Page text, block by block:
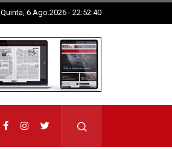
Quinta, 6 Ago.2026 - 22:52:41